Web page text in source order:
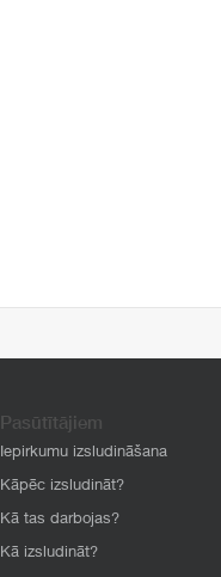
Pasūtītājiem
Iepirkumu izsludināšana
Kāpēc izsludināt?
Kā tas darbojas?
Kā izsludināt?